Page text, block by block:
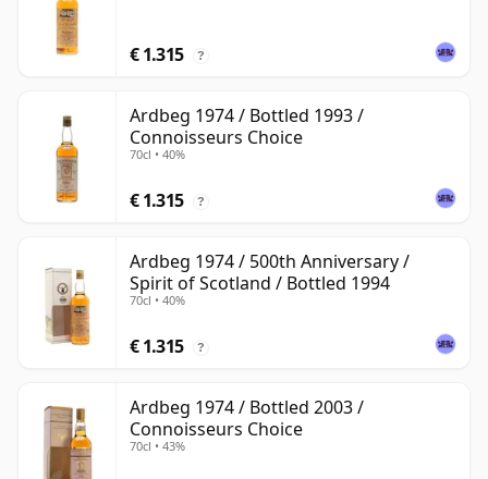
€ 1.315 ?
Ardbeg 1974 / Bottled 1993 /
Connoisseurs Choice
70cl • 40%
€ 1.315 ?
Ardbeg 1974 / 500th Anniversary /
Spirit of Scotland / Bottled 1994
70cl • 40%
€ 1.315 ?
Ardbeg 1974 / Bottled 2003 /
Connoisseurs Choice
70cl • 43%